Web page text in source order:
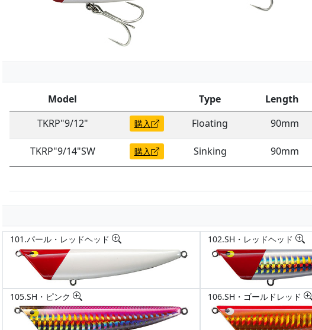
Model Type Length
TKRP"9/12"
購入 Floating 90mm
TKRP"9/14"SW 購入 Sinking 90mm
101.パール・レッドヘッド 102.SH・レッドヘッド
105.SH・ピンク 106.SH・ゴールドレッド